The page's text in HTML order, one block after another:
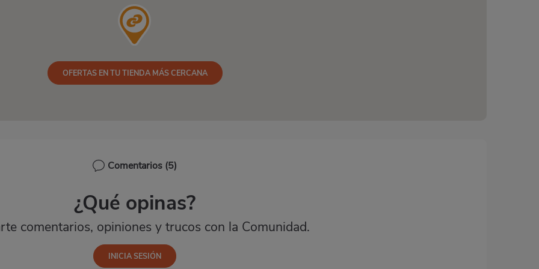
OFERTAS EN TU TIENDA MÁS CERCANA
Comentarios (5)
¿Qué opinas?
comentarios, opiniones y trucos con la Comunidad.